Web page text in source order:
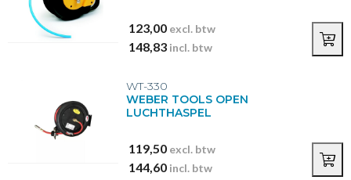
123,00 excl. btw
148,83 incl. btw
WT-330
WEBER TOOLS OPEN
LUCHTHASPEL
119,50 excl. btw
144,60 incl. btw